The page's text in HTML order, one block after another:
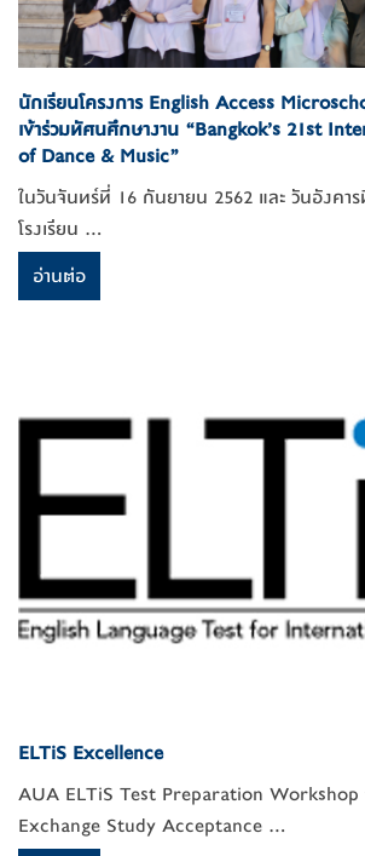
นักเรียนโครงการ English Access
เข้าร่วมทัศนศึกษางาน “Bangkok’s 21st
of Dance & Music”
ในวันจันทร์ที่ 16 กันยายน 2562 และ วันอังคา
โรงเรียน ...
อ่านต่อ
ELTiS Excellence
AUA ELTiS Test Preparation
Exchange Study Acceptance ...